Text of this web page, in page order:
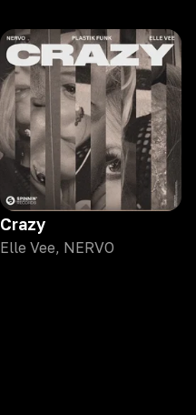
Crazy
Elle Vee, NERVO